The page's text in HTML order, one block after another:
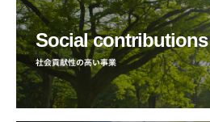
Social contributions
社会貢献性の高い事業